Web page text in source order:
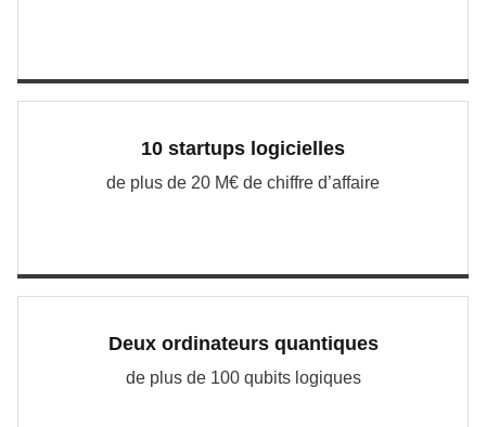
10 startups logicielles
de plus de 20 M€ de chiffre d’affaire
Deux ordinateurs quantiques
de plus de 100 qubits logiques